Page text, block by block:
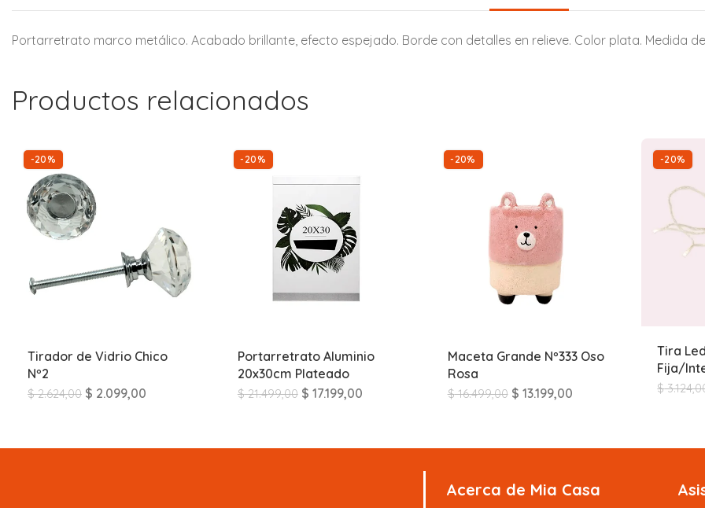
Portarretrato marco metálico. Acabado brillante, efecto espejado. Borde con detalles en relieve. Color plata. Medida
Productos relacionados
-20%
Tirador de Vidrio Chico
Nº2
$2.624,00 $ 2.099,00
-20%
Portarretrato Aluminio
20x30cm Plateado
$21.499,00 $ 17.199,00
-20%
Maceta Grande Nº333 Oso
Rosa
$16.499,00 $ 13.199,00
-20%
Tira
Fija/
$
Acerca de Mia Casa